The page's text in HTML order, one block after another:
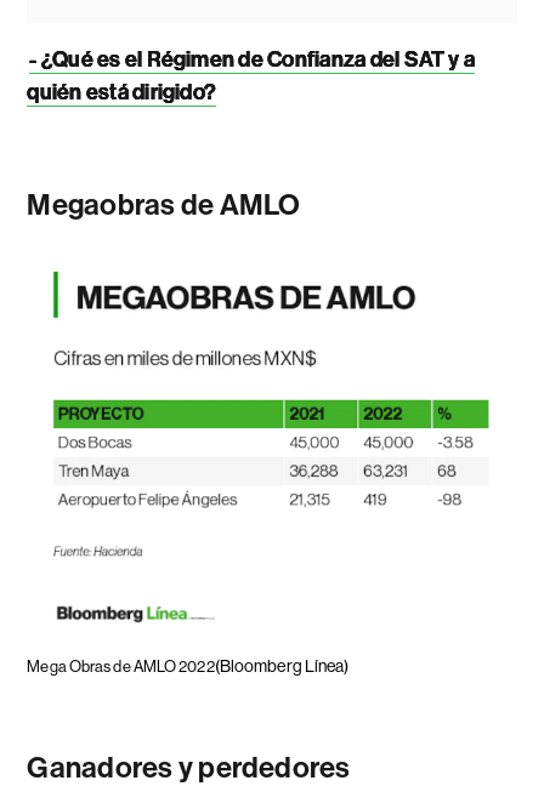
- ¿Qué es el Régimen de Confianza del SAT y a
quién está dirigido?
Megaobras de AMLO
Mega Obras de AMLO 2022(Bloomberg Línea)
Ganadores y perdedores